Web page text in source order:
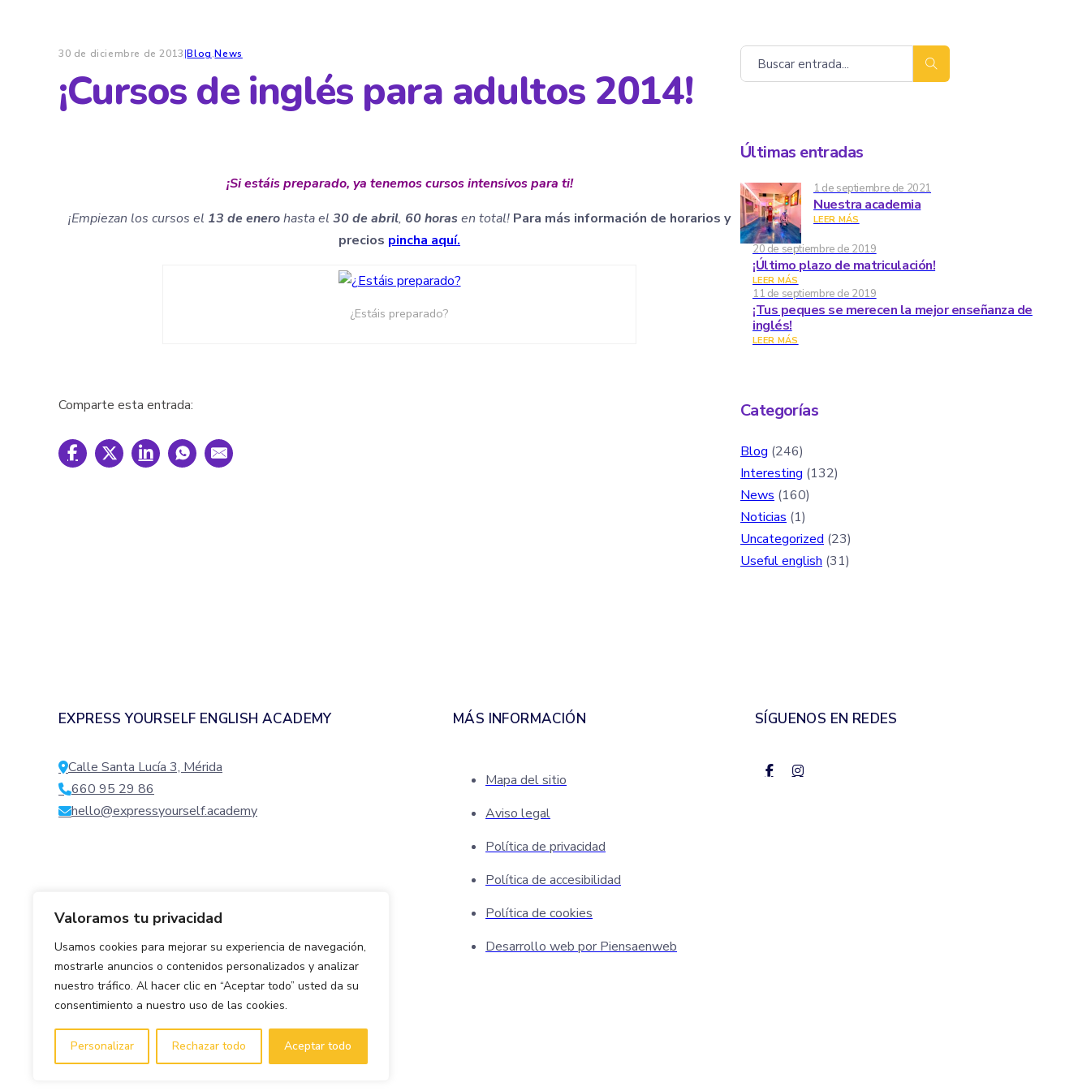
Valoramos tu privacidad
Usamos cookies para mejorar su experiencia de navegación,
mostrarle anuncios o contenidos personalizados y analizar
nuestro tráfico. Al hacer clic en “Aceptar todo” usted da su
consentimiento a nuestro uso de las cookies.
Personalizar Rechazar todo Aceptar todo
30 de diciembre de 2013|Blog,News
¡Cursos de inglés para adultos 2014!
¡Si estáis preparado, ya tenemos cursos intensivos para ti!
¡Empiezan los cursos el 13 de enerohasta el 30 de abril, 60 horas en total! Para más información de horarios y
precios pincha aquí.
¿Estáis preparado?
Comparte esta entrada:
Buscar
Últimas entradas
1 de septiembre de 2021
Nuestra academia
LEER MÁS
20 de septiembre de 2019
¡Último plazo de matriculación!
LEER MÁS
11 de septiembre de 2019
¡Tus peques se merecen la mejor enseñanza de
inglés!
LEER MÁS
Categorías
Blog (246)
Interesting (132)
News (160)
Noticias (1)
Uncategorized (23)
Useful english (31)
EXPRESS YOURSELF ENGLISH ACADEMY
Calle Santa Lucía 3, Mérida
660 95 29 86
hello@expressyourself.academy
MÁS INFORMACIÓN
Mapa del sitio
Aviso legal
Política de privacidad
Política de accesibilidad
Política de cookies
Desarrollo web por Piensaenweb
SÍGUENOS EN REDES